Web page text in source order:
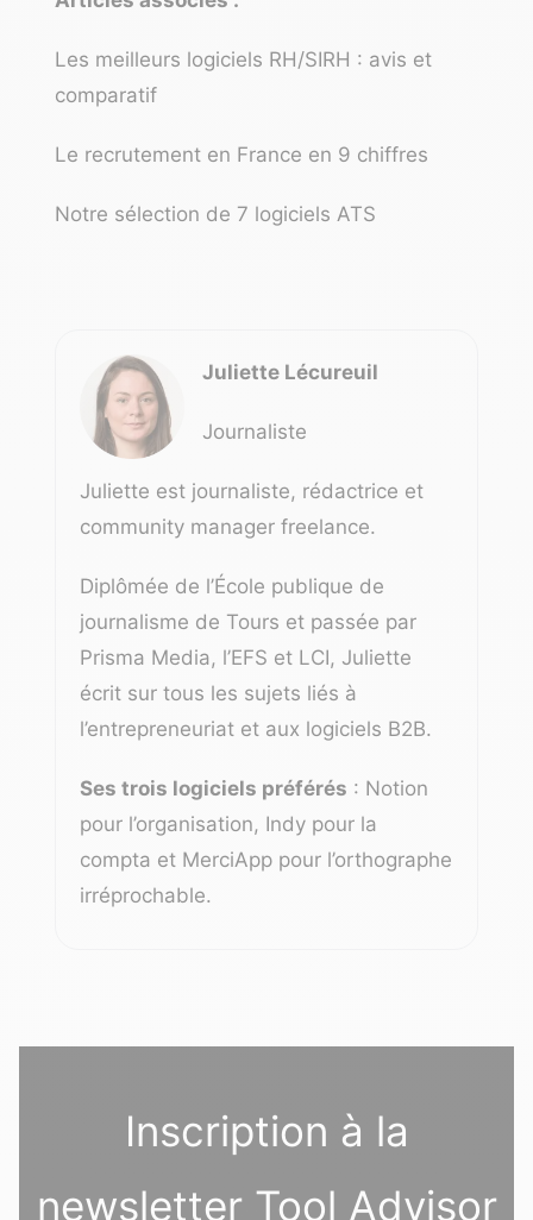
Les meilleurs logiciels RH/SIRH : avis et
comparatif
Le recrutement en France en 9 chiffres
Notre sélection de 7 logiciels ATS
Juliette Lécureuil
Journaliste
Juliette est journaliste, rédactrice et
community manager freelance.
Diplômée de l’École publique de
journalisme de Tours et passée par
Prisma Media, l’EFS et LCI, Juliette
écrit sur tous les sujets liés à
l’entrepreneuriat et aux logiciels B2B.
Ses trois logiciels préférés : Notion
pour l’organisation, Indy pour la
compta et MerciApp pour l’orthographe
irréprochable.
Inscription à la
newsletter Tool Advisor